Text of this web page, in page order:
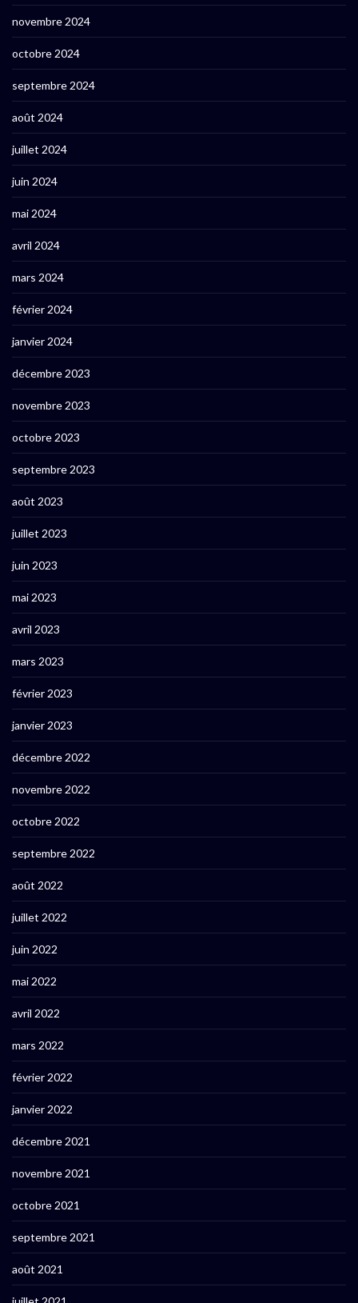
novembre 2024
octobre 2024
septembre 2024
août 2024
juillet 2024
juin 2024
mai 2024
avril 2024
mars 2024
février 2024
janvier 2024
décembre 2023
novembre 2023
octobre 2023
septembre 2023
août 2023
juillet 2023
juin 2023
mai 2023
avril 2023
mars 2023
février 2023
janvier 2023
décembre 2022
novembre 2022
octobre 2022
septembre 2022
août 2022
juillet 2022
juin 2022
mai 2022
avril 2022
mars 2022
février 2022
janvier 2022
décembre 2021
novembre 2021
octobre 2021
septembre 2021
août 2021